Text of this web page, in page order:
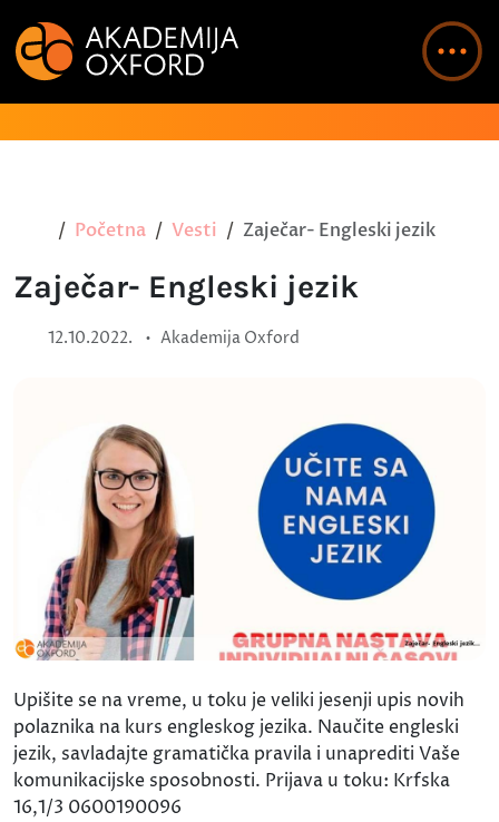
Početna Vesti Zaječar- Engleski jezik
Zaječar- Engleski jezik
12.10.2022. • Akademija Oxford
Upišite se na vreme, u toku je veliki jesenji upis novih
polaznika na kurs engleskog jezika. Naučite engleski
jezik, savladajte gramatička pravila i unaprediti Vaše
komunikacijske sposobnosti. Prijava u toku: Krfska
16,1/3 0600190096